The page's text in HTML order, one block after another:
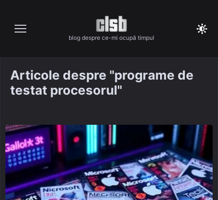
content
blog despre ce-mi ocupă timpul
Articole despre "programe de
testat procesorul"